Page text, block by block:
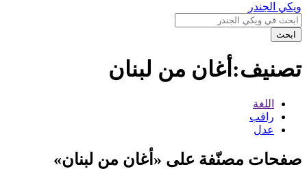
ويكي الجندر
ابحث
تصنيف:أغان من لبنان
اللغة
راقب
عدل
صفحات مصنّفة على «أغان من لبنان»